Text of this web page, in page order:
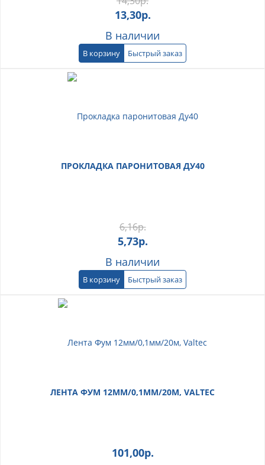
13,30р.
В наличии
В корзину Быстрый заказ
ПРОКЛАДКА ПАРОНИТОВАЯ ДУ40
6,16р.
5,73р.
В наличии
В корзину Быстрый заказ
ЛЕНТА ФУМ 12ММ/0,1ММ/20М, VALTEC
101,00р.